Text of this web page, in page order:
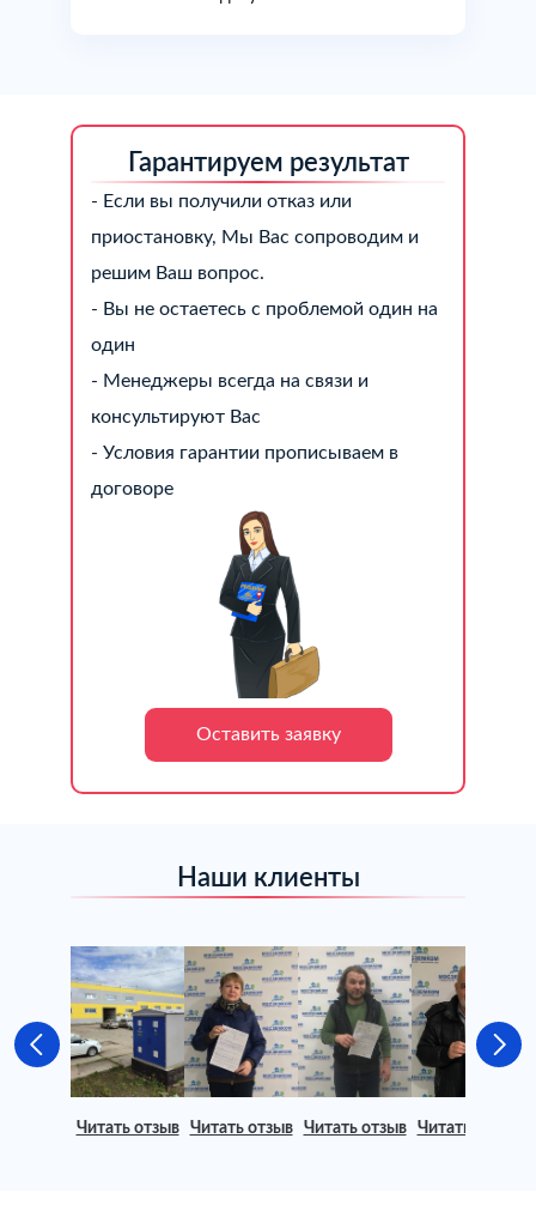
Гарантируем результат
- Если вы получили отказ или
приостановку, Мы Вас сопроводим и
решим Ваш вопрос.
- Вы не остаетесь с проблемой один на
один
- Менеджеры всегда на связи и
консультируют Вас
- Условия гарантии прописываем в
договоре
Оставить заявку
Наши клиенты
Читать отзыв Читать отзыв Читать отзыв Читать отзыв